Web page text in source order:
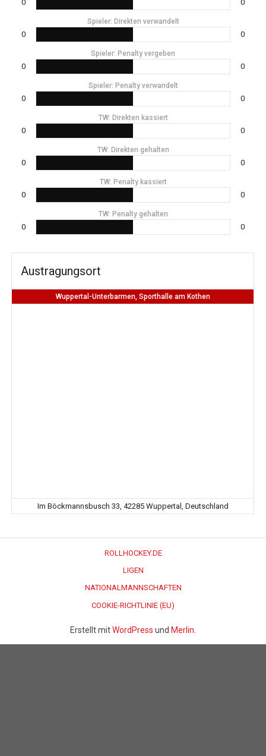
0 0
Spieler: Direkten verwandelt
0 0
Spieler: Penalty vergeben
0 0
Spieler: Penalty verwandelt
0 0
TW: Direkten kassiert
0 0
TW: Direkten gehalten
0 0
TW: Penalty kassiert
0 0
TW: Penalty gehalten
0 0
Austragungsort
Wuppertal-Unterbarmen, Sporthalle am Kothen
Im Böckmannsbusch 33, 42285 Wuppertal, Deutschland
ROLLHOCKEY.DE
LIGEN
NATIONALMANNSCHAFTEN
COOKIE-RICHTLINIE (EU)
Erstellt mitWordPress und Merlin